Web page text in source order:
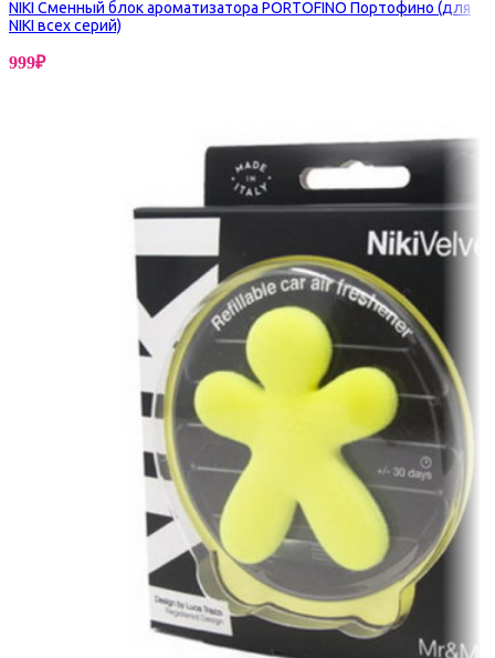
NIKI Сменный блок ароматизатора PORTOFINO Портофино (для
NIKI всех серий)
999₽